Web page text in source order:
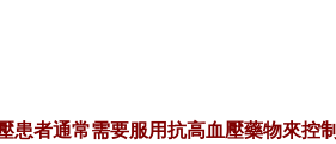
者通常需要服用抗高血壓藥物來控